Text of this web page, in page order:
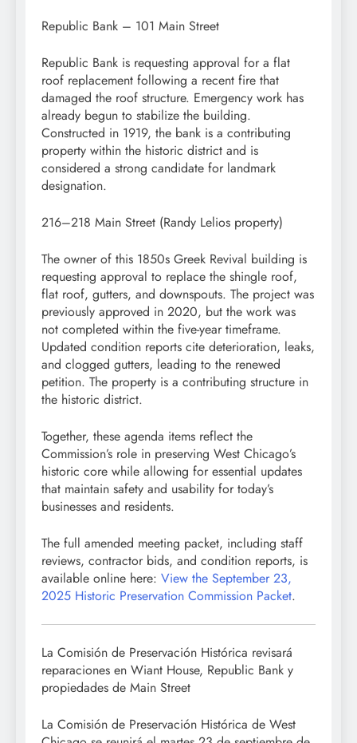
Republic Bank – 101 Main Street
Republic Bank is requesting approval for a flat
roof replacement following a recent fire that
damaged the roof structure. Emergency work has
already begun to stabilize the building.
Constructed in 1919, the bank is a contributing
property within the historic district and is
considered a strong candidate for landmark
designation.
216–218 Main Street (Randy Lelios property)
The owner of this 1850s Greek Revival building is
requesting approval to replace the shingle roof,
flat roof, gutters, and downspouts. The project was
previously approved in 2020, but the work was
not completed within the five-year timeframe.
Updated condition reports cite deterioration, leaks,
and clogged gutters, leading to the renewed
petition. The property is a contributing structure in
the historic district.
Together, these agenda items reflect the
Commission’s role in preserving West Chicago’s
historic core while allowing for essential updates
that maintain safety and usability for today’s
businesses and residents.
The full amended meeting packet, including staff
reviews, contractor bids, and condition reports, is
available online here: View the September 23,
2025 Historic Preservation Commission Packet.
La Comisión de Preservación Histórica revisará
reparaciones en Wiant House, Republic Bank y
propiedades de Main Street
La Comisión de Preservación Histórica de West